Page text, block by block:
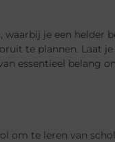
je een helder
te plannen. Laat je
essentieel belang
om te leren van